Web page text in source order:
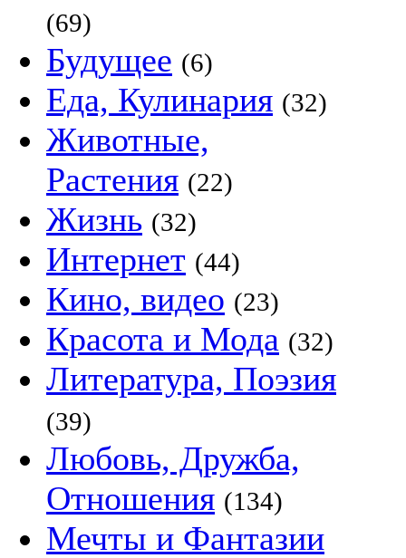
(69)
Будущее (6)
Еда, Кулинария (32)
Животные,
Растения (22)
Жизнь (32)
Интернет (44)
Кино, видео (23)
Красота и Мода (32)
Литература, Поэзия
(39)
Любовь, Дружба,
Отношения (134)
Мечты и Фантазии